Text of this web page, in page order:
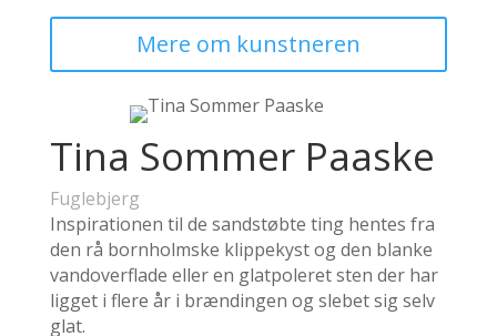
Mere om kunstneren
Tina Sommer Paaske
Fuglebjerg
Inspirationen til de sandstøbte ting hentes fra
den rå bornholmske klippekyst og den blanke
vandoverflade eller en glatpoleret sten der har
ligget i flere år i brændingen og slebet sig selv
glat.